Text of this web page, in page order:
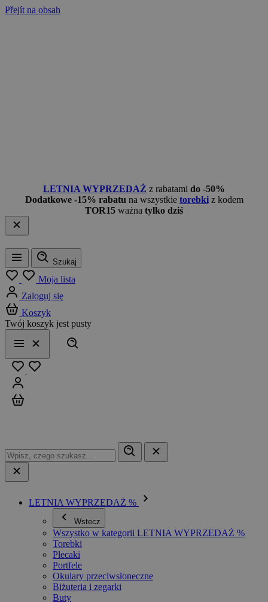
Přejít na obsah
LETNIA WYPRZEDAŻ z rabatami do -50%
Dodatkowe -15% rabatu na wszystkie torebkiz kodem
TOR15 ważna tylko dziś
Menu
Szukaj
Moja lista
Zaloguj się
Koszyk
Twój koszyk jest pusty
Menu
Zamknij
LETNIA WYPRZEDAŻ %
Wstecz
Wszystko w kategorii LETNIA WYPRZEDAŻ %
Torebki
Plecaki
Portfele
Okulary przeciwsłoneczne
Biżuteria i zegarki
Buty